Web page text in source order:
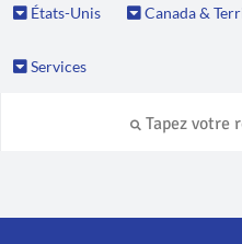
États-Unis Canada &
Services